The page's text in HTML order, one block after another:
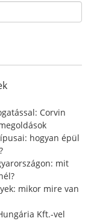
Corvin
hogyan épül
mit
mikor mire van
Kft.-vel